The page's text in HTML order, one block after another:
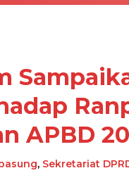
APBD
, Sekretariat